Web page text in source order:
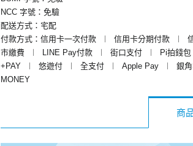
NCC 字號：免驗
配送方式：宅配
付款方式：信用卡一次付款
︱ 信用卡分期付款 ︱
市繳費
︱ LINE Pay付款 ︱ 街口支付 ︱ Pi拍錢包
+PAY
︱ 悠遊付 ︱ 全支付 ︱ Apple Pay ︱ 銀
MONEY
商